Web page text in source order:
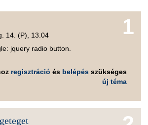
1
14. (P), 13.04
jquery radio button.
regisztráció és belépés szükséges
új téma